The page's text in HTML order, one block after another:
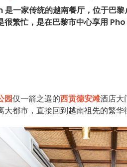
一家传统的越南餐厅，位于巴
很繁忙，是在巴黎市中心享用
园仅一箭之遥的西贡德安滩酒店大
都市，直接回到越南祖先的繁华